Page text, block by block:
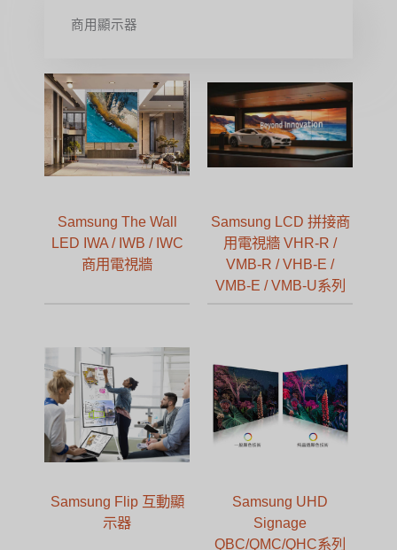
商用顯示器
Samsung The Wall
LED IWA / IWB / IWC
商用電視牆
Samsung LCD 拼接商
用電視牆 VHR-R /
VMB-R / VHB-E /
VMB-E / VMB-U系列
Samsung Flip 互動顯
示器
Samsung UHD
Signage
QBC/QMC/QHC系列